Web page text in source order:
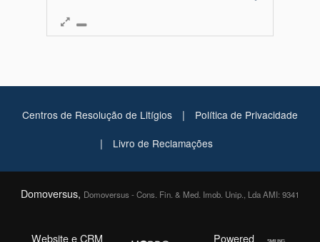
Centros de Resolução de Litígios | Política de Privacidade
| Livro de Reclamações
Domoversus, Domoversus - Cons. Fin. & Med. Imob. Unip., Lda AMI: 9341
Website e CRM Powered